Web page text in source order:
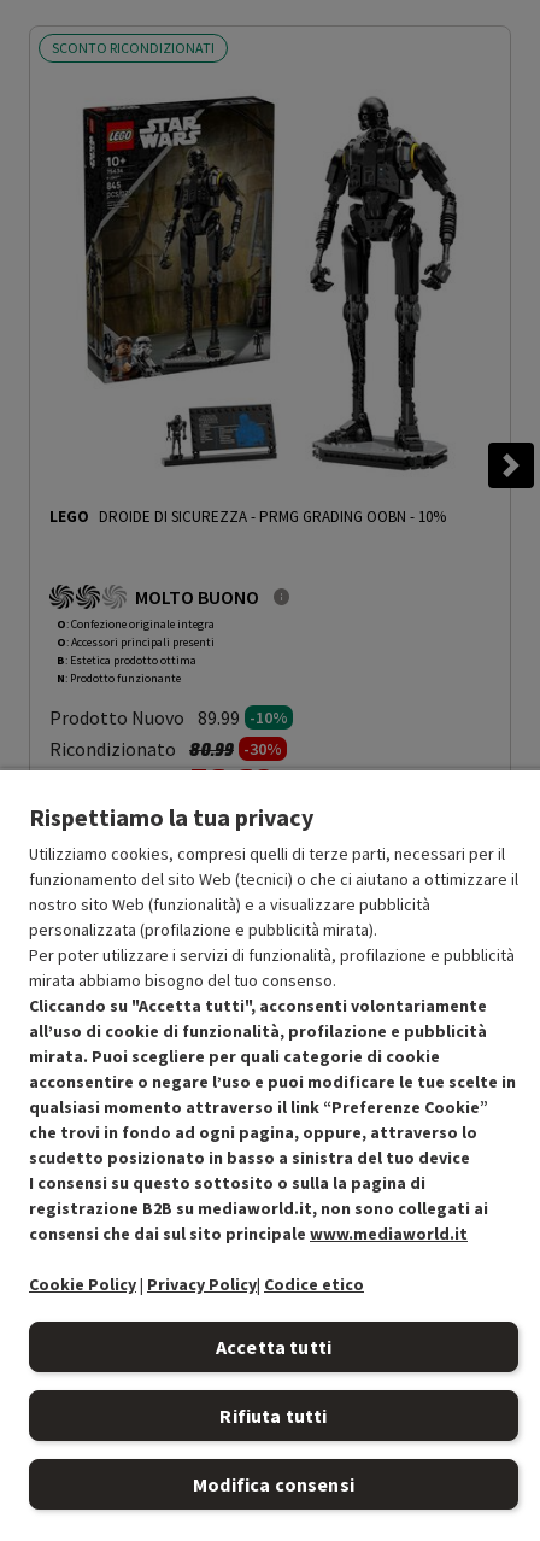
SCONTO RICONDIZIONATI
LEGO DROIDE DI SICUREZZA- PRMG GRADING OOBN - 10%
MOLTO BUONO
O: Confezione originale integra
O: Accessori principali presenti
B: Estetica prodotto ottima
N: Prodotto funzionante
Prodotto Nuovo 89.99 -10%
Ricondizionato Prezzo ridotto da
80.99a-30%
56.69
SCONTO RICONDIZIONATI
Approfitta dello sconto del 30% sul prodotto ricondizionato.
Condizioni generali di vendita
Cookie Policy
Preferenze cookie
Informativa privacy
Recedere dal contratto qui
Rispettiamo la tua privacy
Utilizziamo cookies, compresi quelli di terze parti, necessari per il
funzionamento del sito Web (tecnici) o che ci aiutano a ottimizzare il
nostro sito Web (funzionalità) e a visualizzare pubblicità
personalizzata (profilazione e pubblicità mirata).
Per poter utilizzare i servizi di funzionalità, profilazione e pubblicità
mirata abbiamo bisogno del tuo consenso.
Cliccando su "Accetta tutti", acconsenti volontariamente
all’uso di cookie di funzionalità, profilazione e pubblicità
mirata. Puoi scegliere per quali categorie di cookie
acconsentire o negare l’uso e puoi modificare le tue scelte in
qualsiasi momento attraverso il link “Preferenze Cookie”
che trovi in fondo ad ogni pagina, oppure, attraverso lo
scudetto posizionato in basso a sinistra del tuo device
I consensi su questo sottosito o sulla la pagina di
registrazione B2B su mediaworld.it, non sono collegati ai
consensi che dai sul sito principale www.mediaworld.it
Cookie Policy| Privacy Policy| Codice etico
Accetta tutti
Rifiuta tutti
Modifica consensi